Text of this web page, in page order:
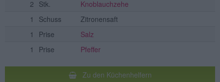
2 Stk.
Knoblauchzehe
1
Schuss
Zitronensaft
1
Prise
Salz
1
Prise Pfeffer
Zu den Küchenhelfern